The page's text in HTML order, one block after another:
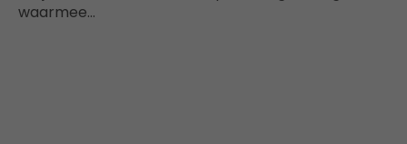
waarmee…